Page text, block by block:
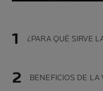
¿PARA QUÉ SIRVE
BENEFICIOS DE LA